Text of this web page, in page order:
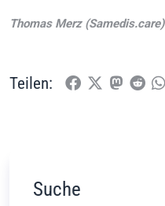
Thomas Merz (Samedis.care)
Teilen:
Suche